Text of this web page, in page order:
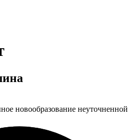
новообразование неуточненной